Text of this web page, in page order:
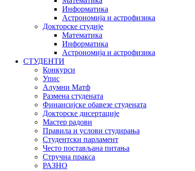
Информатика
Астрономија и астрофизика
Докторске студије
Математика
Информатика
Астрономија и астрофизика
СТУДЕНТИ
Конкурси
Упис
Алумни Матф
Размена студената
Финансијске обавезе студената
Докторске дисертације
Мастер радови
Правила и услови студирања
Студентски парламент
Често постављана питања
Стручна пракса
РАЗНО